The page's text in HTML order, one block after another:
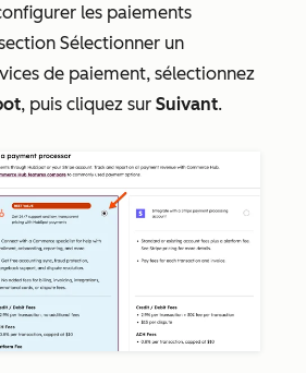
les paiements
Sélectionner un
de paiement, sélectionnez
, puis cliquez sur Suivant.